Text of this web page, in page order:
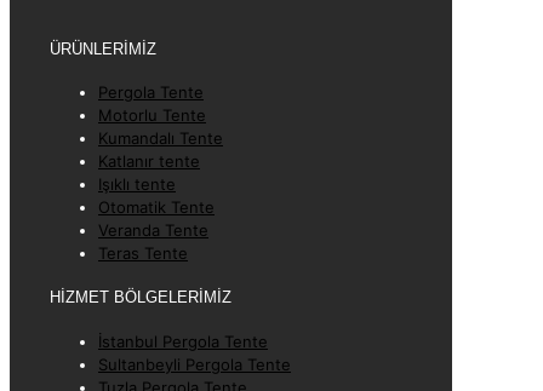
ÜRÜNLERİMİZ
Pergola Tente
Motorlu Tente
Kumandalı Tente
Katlanır tente
Işıklı tente
Otomatik Tente
Veranda Tente
Teras Tente
HİZMET BÖLGELERİMİZ
İstanbul Pergola Tente
Sultanbeyli Pergola Tente
Tuzla Pergola Tente